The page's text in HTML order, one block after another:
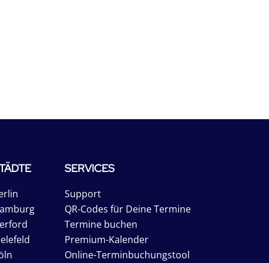
SERVICES
Support
QR-Codes für Deine Termine
Termine buchen
Premium-Kalender
Online-Terminbuchungstool